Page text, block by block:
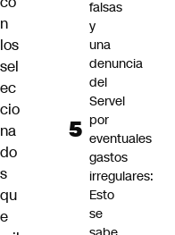
n
los
sel
ec
cio
na
do
s
qu
e
falsas
y
una
denuncia
del
Servel
por
eventuales
gastos
irregulares:
Esto
se